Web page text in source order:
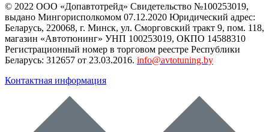
© 2022 ООО «Допавтотрейд» Свидетельство №100253019,
выдано Мингорисполкомом 07.12.2020 Юридический адрес:
Беларусь, 220068, г. Минск, ул. Сморговский тракт 9, пом. 118,
магазин «Автотюнинг» УНП 100253019, ОКПО 14588310
Регистрационный номер в торговом реестре Республики
Беларусь: 312657 от 23.03.2016. info@avtotuning.by
Контактная информация